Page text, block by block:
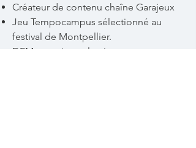
Créateur de contenu chaîne Garajeux
Jeu Tempocampus sélectionné au
festival de Montpellier.
DEM en guitare classique au